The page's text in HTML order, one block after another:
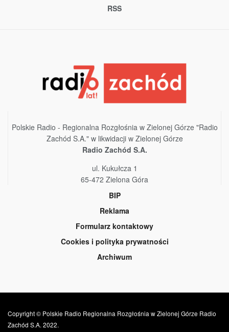
RSS
Polskie Radio - Regionalna Rozgłośnia w Zielonej Górze "Radio
Zachód S.A." w likwidacji w Zielonej Górze
Radio Zachód S.A.
ul. Kukułcza 1
65-472 Zielona Góra
BIP
Reklama
Formularz kontaktowy
Cookies i polityka prywatności
Archiwum
Copyright © Polskie Radio Regionalna Rozgłośnia w Zielonej Górze Radio
Zachód S.A. 2022.